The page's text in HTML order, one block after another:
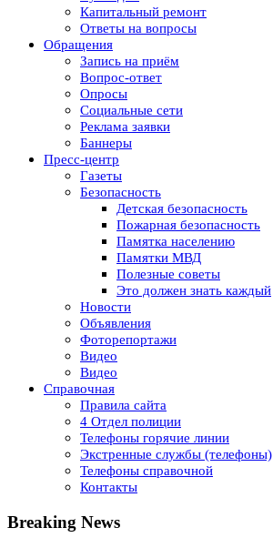
Капитальный ремонт
Ответы на вопросы
Обращения
Запись на приём
Вопрос-ответ
Опросы
Социальные сети
Реклама заявки
Баннеры
Пресс-центр
Газеты
Безопасность
Детская безопасность
Пожарная безопасность
Памятка населению
Памятки МВД
Полезные советы
Это должен знать каждый
Новости
Объявления
Фоторепортажи
Видео
Видео
Справочная
Правила сайта
4 Отдел полиции
Телефоны горячие линии
Экстренные службы (телефоны)
Телефоны справочной
Контакты
Breaking News